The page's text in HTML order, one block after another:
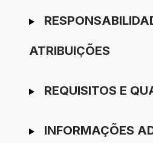
ATRIBUIÇÕES
REQUISITOS E
INFORMAÇÕES